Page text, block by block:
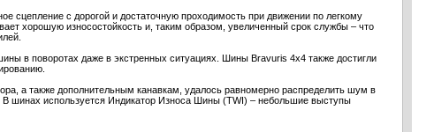
сцепление с дорогой и достаточную проходимость при движении по легкому
хорошую износостойкость и, таким образом, увеличенный срок службы – что
в поворотах даже в экстренных ситуациях. Шины Bravuris 4x4 также достигли
а также дополнительным канавкам, удалось равномерно распределить шум в
шинах используется Индикатор Износа Шины (TWI) – небольшие выступы